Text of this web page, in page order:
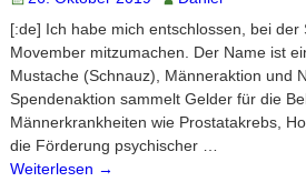
[:de] Ich habe mich entschlossen, bei der
Movember mitzumachen. Der Name ist
Mustache (Schnauz), Männeraktion und
Spendenaktion sammelt Gelder für die
Männerkrankheiten wie Prostatakrebs,
die Förderung psychischer
Weiterlesen →